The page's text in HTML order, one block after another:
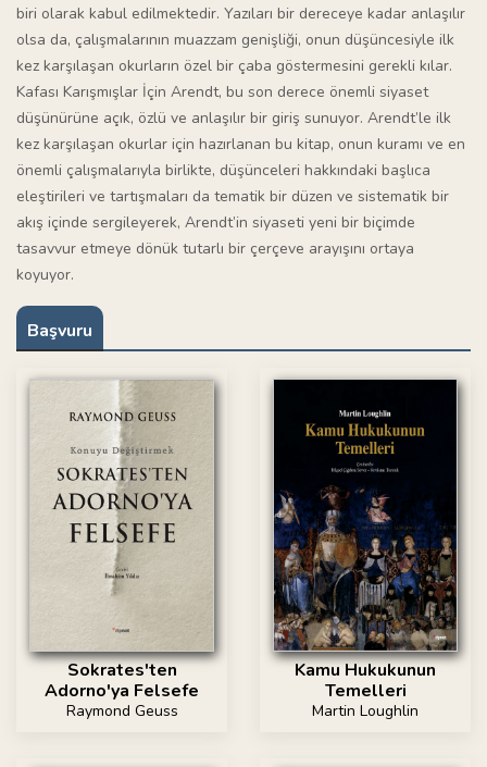
biri olarak kabul edilmektedir. Yazıları bir dereceye kadar anlaşılır
olsa da, çalışmalarının muazzam genişliği, onun düşüncesiyle ilk
kez karşılaşan okurların özel bir çaba göstermesini gerekli kılar.
Kafası Karışmışlar İçin Arendt, bu son derece önemli siyaset
düşünürüne açık, özlü ve anlaşılır bir giriş sunuyor. Arendt’le ilk
kez karşılaşan okurlar için hazırlanan bu kitap, onun kuramı ve en
önemli çalışmalarıyla birlikte, düşünceleri hakkındaki başlıca
eleştirileri ve tartışmaları da tematik bir düzen ve sistematik bir
akış içinde sergileyerek, Arendt’in siyaseti yeni bir biçimde
tasavvur etmeye dönük tutarlı bir çerçeve arayışını ortaya
koyuyor.
Başvuru
Sokrates'ten
Adorno'ya Felsefe
Raymond Geuss
Kamu Hukukunun
Temelleri
Martin Loughlin